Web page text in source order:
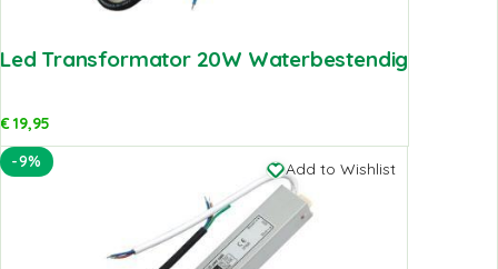
Led Transformator 20W Waterbestendig
€19,95
-9%
Add to Wishlist